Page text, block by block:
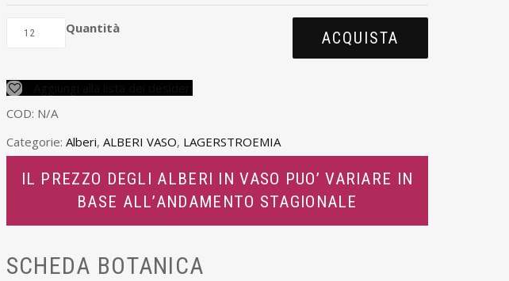
Quantità
ACQUISTA
COD: N/A
Categorie: Alberi, ALBERI VASO, LAGERSTROEMIA
IL PREZZO DEGLI ALBERI IN VASO PUO’ VARIARE IN
BASE ALL’ANDAMENTO STAGIONALE
SCHEDA BOTANICA